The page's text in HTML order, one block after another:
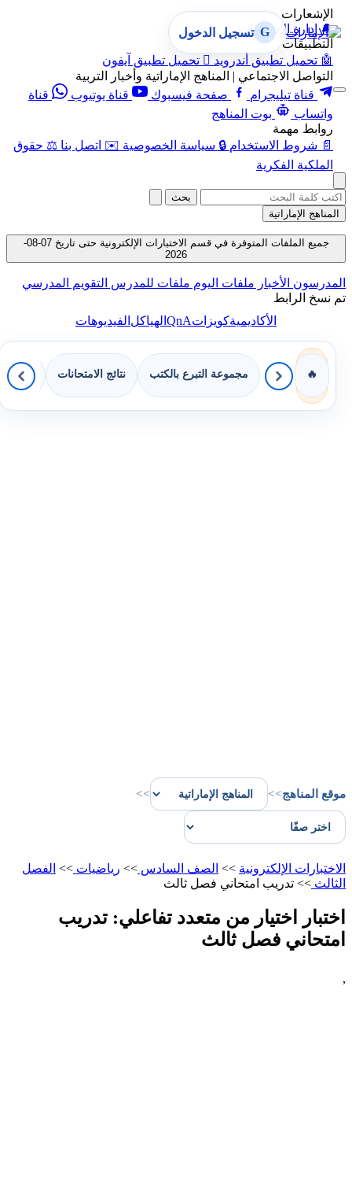
الإشعارات
🔔 إدارة الإشعارات
التطبيقات
🤖 تحميل تطبيق أندرويد  تحميل تطبيق آيفون
التواصل الاجتماعي | المناهج الإماراتية وأخبار التربية
قناة تيليجرام
صفحة فيسبوك قناة يوتيوب
قناة
واتساب
بوت المناهج
روابط مهمة
📄 شروط الاستخدام 🔒 سياسة الخصوصية ✉️ اتصل بنا ⚖️ حقوق
الملكية الفكرية
G تسجيل الدخول
بحث
المناهج الإماراتية
جميع الملفات المتوفرة في قسم الاختبارات الإلكترونية حتى تاريخ 07-08-
2026
المدرسون الأخبار ملفات اليوم ملفات للمدرس التقويم المدرسي
تم نسخ الرابط
الأكاديميةكويزاتQnAالهياكل الفيديوهات
🔥 مجموعة التبرع بالكتب نتائج الامتحانات
موقع المناهج>>
>>
الاختبارات الإلكترونية >> الصف السادس >> رياضيات >> الفصل
الثالث >> تدريب امتحاني فصل ثالث
اختبار اختيار من متعدد تفاعلي: تدريب
امتحاني فصل ثالث